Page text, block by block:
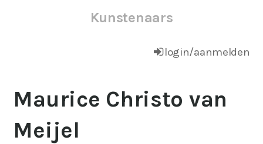
Kunstenaars
login/aanmelden
Maurice Christo van
Meijel